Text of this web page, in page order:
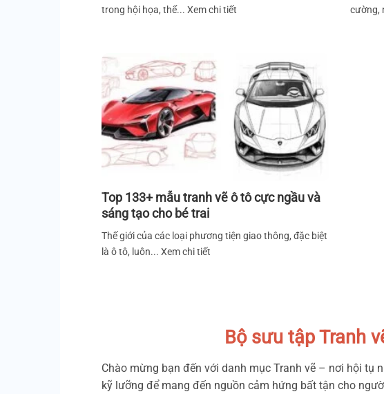
trong hội họa, thể... Xem chi tiết
cường,
Top 133+ mẫu tranh vẽ ô tô cực ngầu và
sáng tạo cho bé trai
Thế giới của các loại phương tiện giao thông, đặc biệt
là ô tô, luôn... Xem chi tiết
Bộ sưu tập Tranh
Chào mừng bạn đến với danh mục Tranh vẽ – nơi hội tụ
kỹ lưỡng để mang đến nguồn cảm hứng bất tận cho